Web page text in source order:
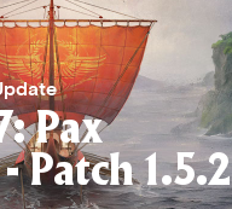
Pax
Patch 1.5.2